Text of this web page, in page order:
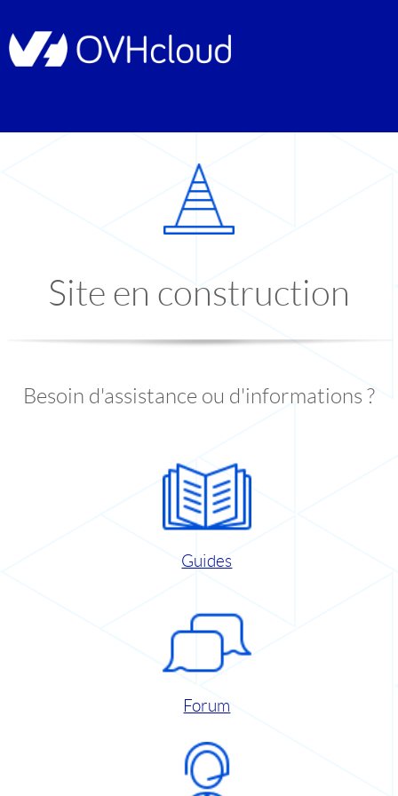
Site en construction
Besoin d'assistance ou d'informations ?
Guides
Forum